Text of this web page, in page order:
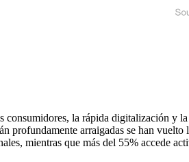
la rápida digitalización y
arraigadas se han vuelto
mientras que más del 55% accede